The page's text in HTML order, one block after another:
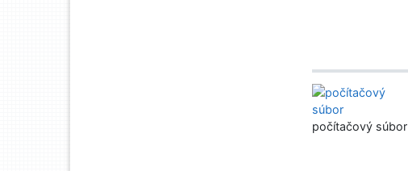
počítačový súbor